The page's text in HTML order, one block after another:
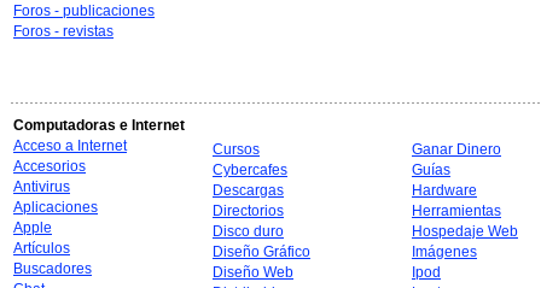
Foros - publicaciones
Foros - revistas
Computadoras e Internet
Acceso a Internet
Accesorios
Antivirus
Aplicaciones
Apple
Artículos
Buscadores
Cursos
Cybercafes
Descargas
Directorios
Disco duro
Diseño Gráfico
Diseño Web
Ganar Dinero
Guías
Hardware
Herramientas
Hospedaje Web
Imágenes
Ipod